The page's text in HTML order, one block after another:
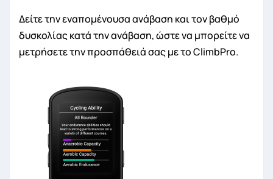
Δείτε την εναπομένουσα ανάβαση και τον βαθμό
δυσκολίας κατά την ανάβαση, ώστε να μπορείτε να
μετρήσετε την προσπάθειά σας με το ClimbPro.